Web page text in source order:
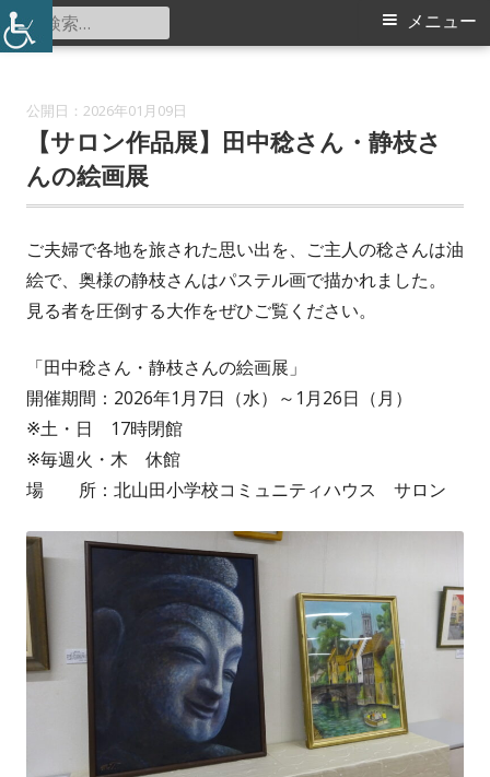
コ
ン
北山田小学校コミュニティハウス
メ
メニュー
検
索:
2026年01月09日
【サロン作品展】田中稔さん・静枝さ
んの絵画展
ご夫婦で各地を旅された思い出を、ご主人の稔さんは油
絵で、奥様の静枝さんはパステル画で描かれました。
見る者を圧倒する大作をぜひご覧ください。
「田中稔さん・静枝さんの絵画展」
開催期間：2026年1月7日（水）～1月26日（月）
※土・日 17時閉館
※毎週火・木 休館
場 所：北山田小学校コミュニティハウス サロン